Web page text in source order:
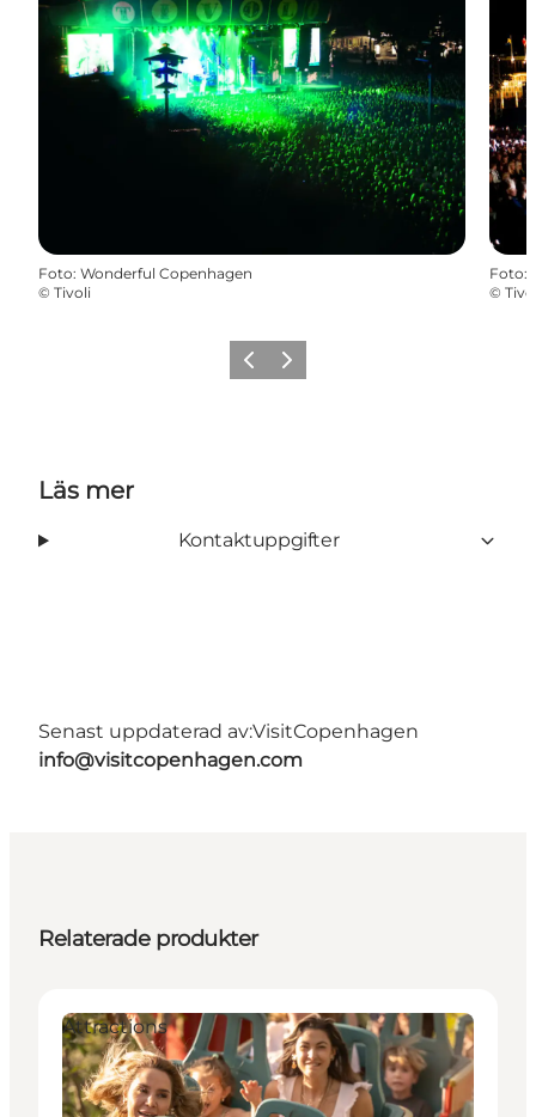
Foto: Wonderful Copenhagen
© Tivoli
Foto:
©
Föregående
Nästa
Läs mer
Kontaktuppgifter
Senast uppdaterad av:VisitCopenhagen
info@visitcopenhagen.com
Relaterade produkter
Attractions